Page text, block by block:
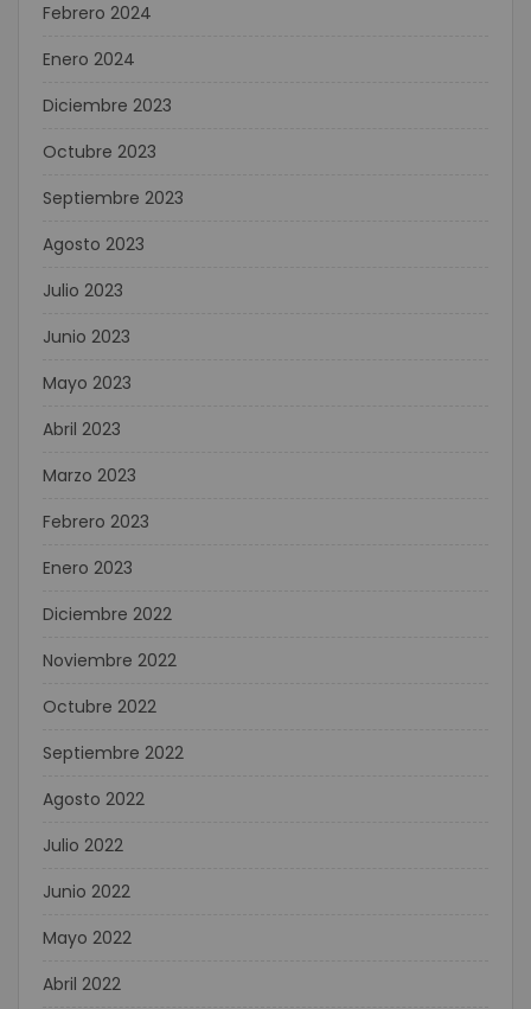
Febrero 2024
Enero 2024
Diciembre 2023
Octubre 2023
Septiembre 2023
Agosto 2023
Julio 2023
Junio 2023
Mayo 2023
Abril 2023
Marzo 2023
Febrero 2023
Enero 2023
Diciembre 2022
Noviembre 2022
Octubre 2022
Septiembre 2022
Agosto 2022
Julio 2022
Junio 2022
Mayo 2022
Abril 2022